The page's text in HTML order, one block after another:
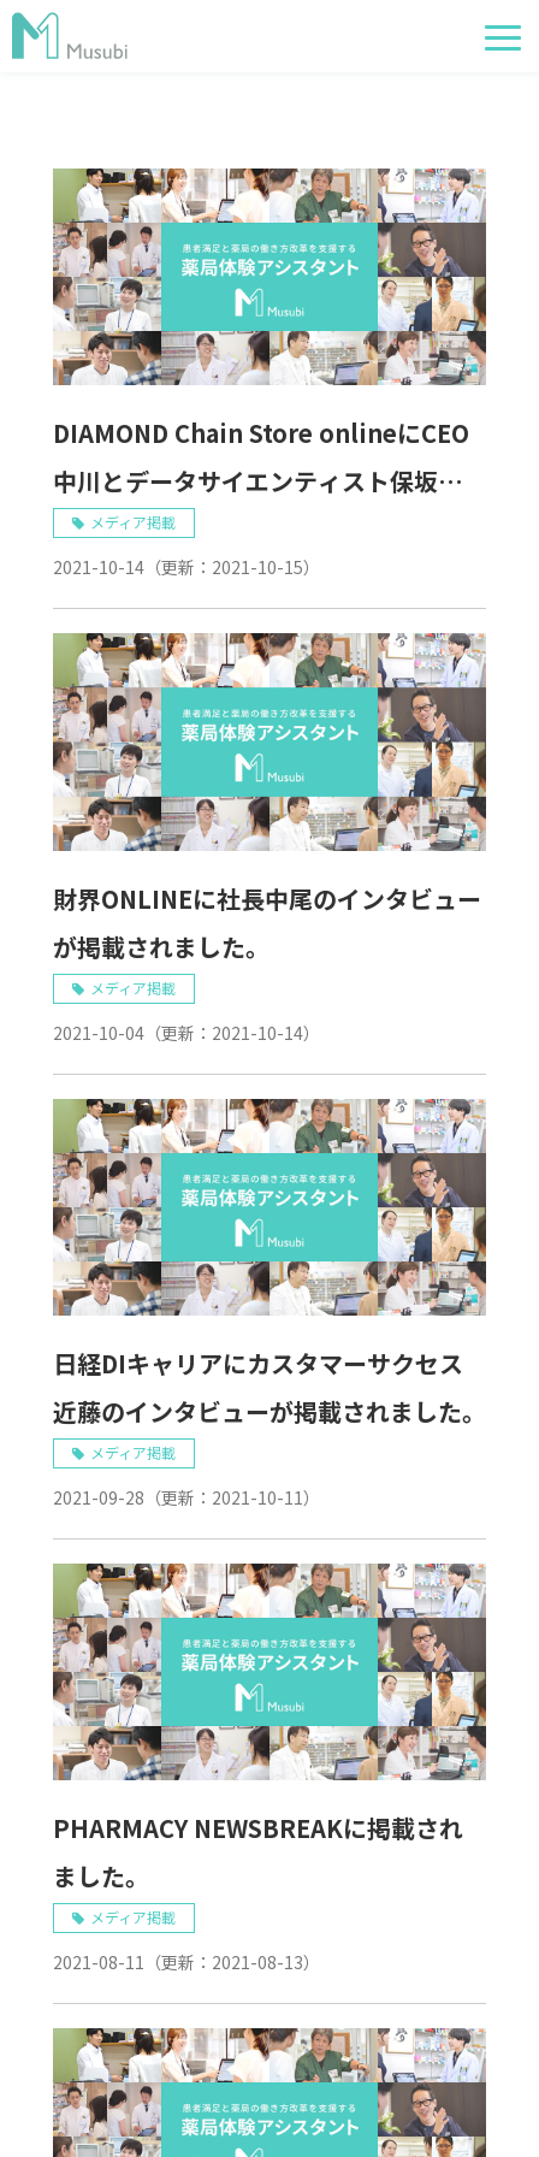
服薬フォロー
経営管理
AI在庫管理
事例
サポート・価格
DIAMOND Chain Store onlineにCEO
中川とデータサイエンティスト保坂のイ
ンタビューが掲載されました。
メディア掲載
2021-10-14（更新： 2021-10-15）
財界ONLINEに社長中尾のインタビュー
が掲載されました。
メディア掲載
2021-10-04（更新： 2021-10-14）
日経DIキャリアにカスタマーサクセス
近藤のインタビューが掲載されました。
メディア掲載
2021-09-28 （更新： 2021-10-11）
PHARMACY NEWSBREAKに掲載され
ました。
メディア掲載
2021-08-11 （更新： 2021-08-13）